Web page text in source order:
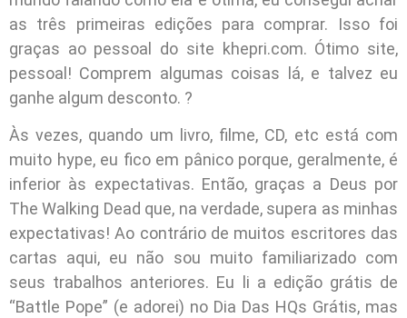
as três primeiras edições para comprar. Isso foi
graças ao pessoal do site khepri.com. Ótimo site,
pessoal! Comprem algumas coisas lá, e talvez eu
ganhe algum desconto. ?
Às vezes, quando um livro, filme, CD, etc está com
muito hype, eu fico em pânico porque, geralmente, é
inferior às expectativas. Então, graças a Deus por
The Walking Dead que, na verdade, supera as minhas
expectativas! Ao contrário de muitos escritores das
cartas aqui, eu não sou muito familiarizado com
seus trabalhos anteriores. Eu li a edição grátis de
“Battle Pope” (e adorei) no Dia Das HQs Grátis, mas